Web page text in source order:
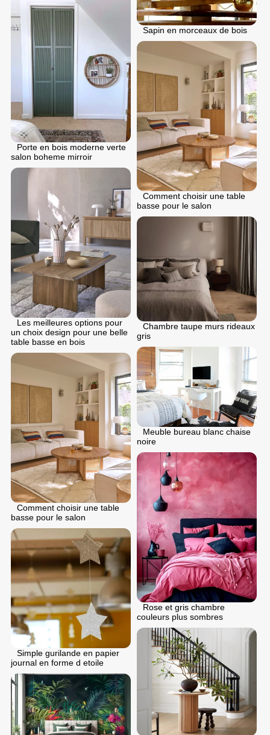
Sapin en morceaux de bois
Porte en bois moderne verte
salon boheme mirroir
Comment choisir une table
basse pour le salon
Les meilleures options pour
un choix design pour une belle
table basse en bois
Chambre taupe murs rideaux
gris
Meuble bureau blanc chaise
noire
Comment choisir une table
basse pour le salon
Rose et gris chambre
couleurs plus sombres
Simple gurilande en papier
journal en forme d etoile